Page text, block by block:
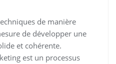
de manière
de développer une
et cohérente.
est un processus